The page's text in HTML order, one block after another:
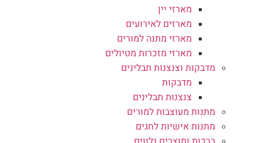
מארזי יין
מארזים לאירועים
מארזי מתנה למורים
מארזי מזכרות מטיולים
מדבקות וצנצנות תבלינים
מדבקות
צנצנות תבלינים
מתנות מעוצבות למורים
מתנות אישיות לחגים